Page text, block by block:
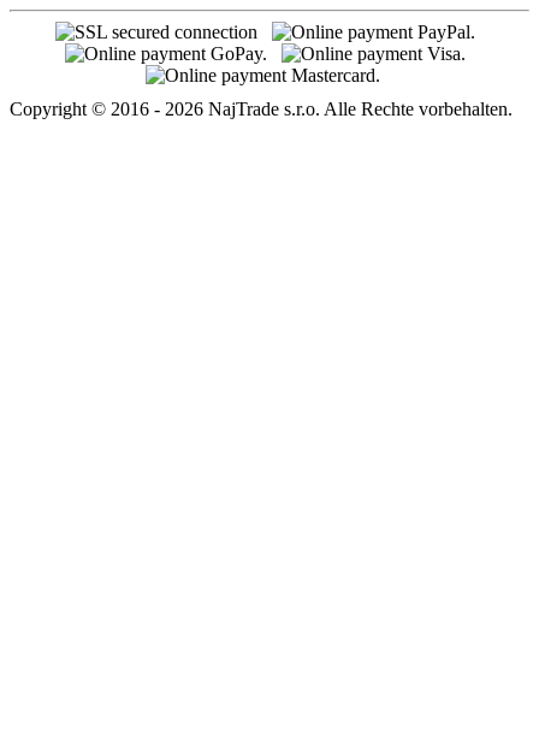
Copyright © 2016 - 2026 NajTrade s.r.o. Alle Rechte vorbehalten.